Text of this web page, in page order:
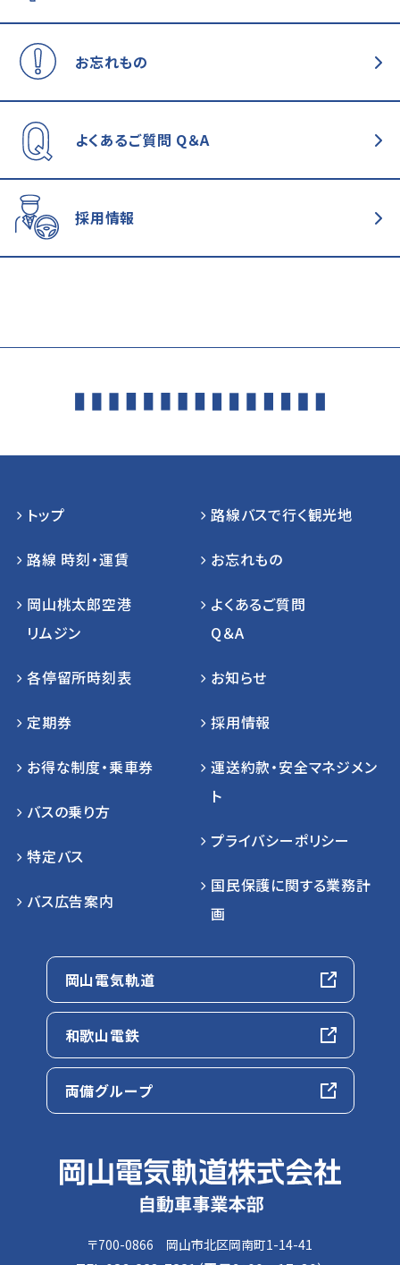
お忘れもの
よくあるご質問 Q＆A
採用情報
トップ
路線 時刻・運賃
岡山桃太郎空港
リムジン
各停留所時刻表
定期券
お得な制度・乗車券
バスの乗り方
特定バス
バス広告案内
路線バスで行く観光地
お忘れもの
よくあるご質問
Q＆A
お知らせ
採用情報
運送約款・安全マネジメン
ト
プライバシーポリシー
国民保護に関する業務計
画
岡山電気軌道
和歌山電鉄
両備グループ
〒700-0866 岡山市北区岡南町1-14-41